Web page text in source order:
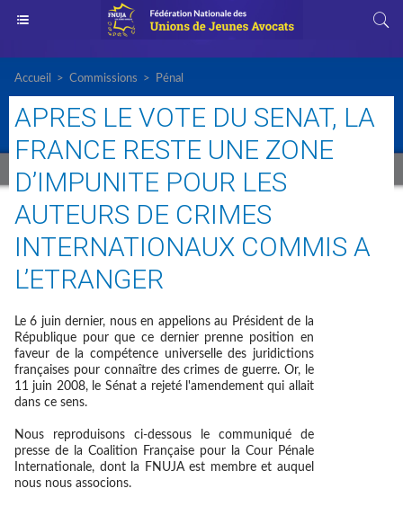
Accueil > Commissions > Pénal
APRES LE VOTE DU SENAT, LA
FRANCE RESTE UNE ZONE
D’IMPUNITE POUR LES
AUTEURS DE CRIMES
INTERNATIONAUX COMMIS A
L’ETRANGER
Le 6 juin dernier, nous en appelions au Président de la
République pour que ce dernier prenne position en
faveur de la compétence universelle des juridictions
françaises pour connaître des crimes de guerre. Or, le
11 juin 2008, le Sénat a rejeté l'amendement qui allait
dans ce sens.
Nous reproduisons ci-dessous le communiqué de
presse de la Coalition Française pour la Cour Pénale
Internationale, dont la FNUJA est membre et auquel
nous nous associons.